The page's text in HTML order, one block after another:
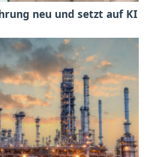
neu und setzt auf KI